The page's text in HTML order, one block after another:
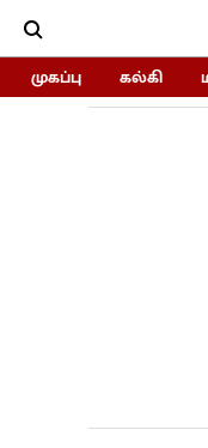
முகப்பு கல்கி